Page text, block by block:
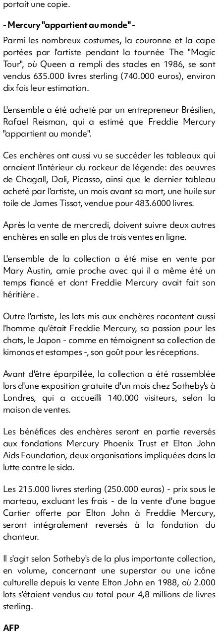
portait une copie.
- Mercury "appartient au monde" -
Parmi les nombreux costumes, la couronne et la cape
portées par l'artiste pendant la tournée The "Magic
Tour", où Queen a rempli des stades en 1986, se sont
vendus 635.000 livres sterling (740.000 euros), environ
dix fois leur estimation.
L'ensemble a été acheté par un entrepreneur Brésilien,
Rafael Reisman, qui a estimé que Freddie Mercury
"appartient au monde".
Ces enchères ont aussi vu se succéder les tableaux qui
ornaient l'intérieur du rockeur de légende: des oeuvres
de Chagall, Dali, Picasso, ainsi que le dernier tableau
acheté par l'artiste, un mois avant sa mort, une huile sur
toile de James Tissot, vendue pour 483.6000 livres.
Après la vente de mercredi, doivent suivre deux autres
enchères en salle en plus de trois ventes en ligne.
L'ensemble de la collection a été mise en vente par
Mary Austin, amie proche avec qui il a même été un
temps fiancé et dont Freddie Mercury avait fait son
héritière .
Outre l'artiste, les lots mis aux enchères racontent aussi
l'homme qu'était Freddie Mercury, sa passion pour les
chats, le Japon - comme en témoignent sa collection de
kimonos et estampes -, son goût pour les réceptions.
Avant d'être éparpillée, la collection a été rassemblée
lors d'une exposition gratuite d'un mois chez Sotheby's à
Londres, qui a accueilli 140.000 visiteurs, selon la
maison de ventes.
Les bénéfices des enchères seront en partie reversés
aux fondations Mercury Phoenix Trust et Elton John
Aids Foundation, deux organisations impliquées dans la
lutte contre le sida.
Les 215.000 livres sterling (250.000 euros) - prix sous le
marteau, excluant les frais - de la vente d'une bague
Cartier offerte par Elton John à Freddie Mercury,
seront intégralement reversés à la fondation du
chanteur.
Il s'agit selon Sotheby's de la plus importante collection,
en volume, concernant une superstar ou une icône
culturelle depuis la vente Elton John en 1988, où 2.000
lots s'étaient vendus au total pour 4,8 millions de livres
sterling.
AFP